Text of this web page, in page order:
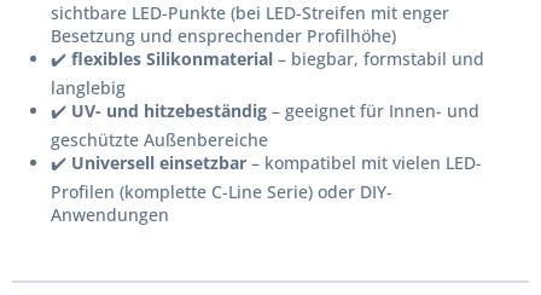
sichtbare LED-Punkte (bei LED-Streifen mit enger
Besetzung und ensprechender Profilhöhe)
✔️ flexibles Silikonmaterial – biegbar, formstabil und
langlebig
✔️ UV- und hitzebeständig – geeignet für Innen- und
geschützte Außenbereiche
✔️ Universell einsetzbar – kompatibel mit vielen LED-
Profilen (komplette C-Line Serie) oder DIY-
Anwendungen